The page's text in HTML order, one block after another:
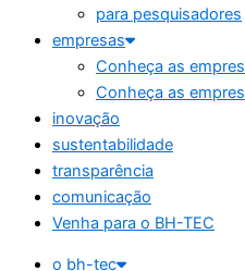
para pesquisadores
empresas
Conheça as
Conheça as
inovação
sustentabilidade
transparência
comunicação
Venha para o BH-TEC
o bh-tec